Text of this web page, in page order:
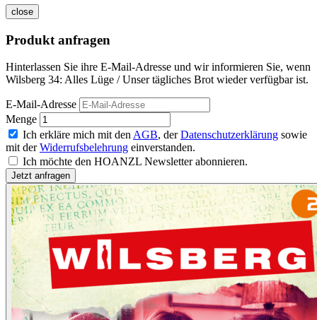
close
Produkt anfragen
Hinterlassen Sie ihre E-Mail-Adresse und wir informieren Sie, wenn
Wilsberg 34: Alles Lüge / Unser tägliches Brot wieder verfügbar ist.
E-Mail-Adresse
Menge
Ich erkläre mich mit den AGB, derDatenschutzerklärung sowie
mit derWiderrufsbelehrung einverstanden.
Ich möchte den HOANZL Newsletter abonnieren.